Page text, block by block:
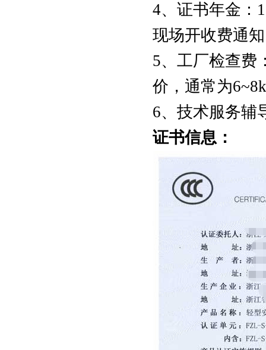
4、证书年金：
现场开收费通
5、工厂检查费
价，通常为
6、技术服务辅
证书信息：